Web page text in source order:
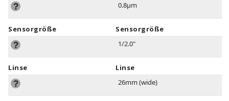
Sensorgröße
Linse
0.8µm
Sensorgröße
1/2.0"
Linse
26mm (wide)